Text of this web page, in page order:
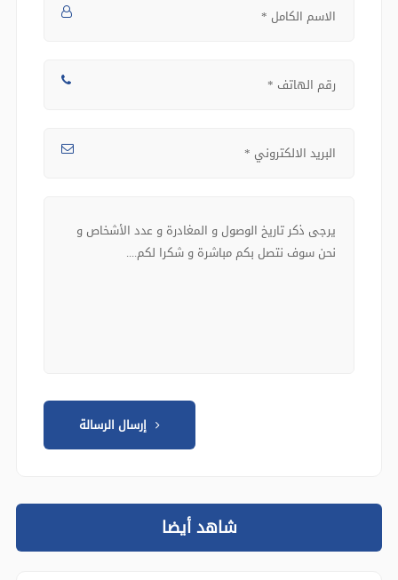
إرسال الرسالة
شاهد أيضا